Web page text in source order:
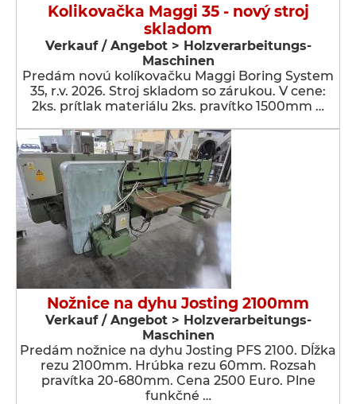
Kolikovačka Maggi 35 - nový stroj
skladom
Verkauf / Angebot > Holzverarbeitungs-
Maschinen
Predám novú kolíkovačku Maggi Boring System
35, r.v. 2026. Stroj skladom so zárukou. V cene:
2ks. prítlak materiálu 2ks. pravítko 1500mm …
Nožnice na dyhu Josting 2100mm
Verkauf / Angebot > Holzverarbeitungs-
Maschinen
Predám nožnice na dyhu Josting PFS 2100. Dĺžka
rezu 2100mm. Hrúbka rezu 60mm. Rozsah
pravítka 20-680mm. Cena 2500 Euro. Plne
funkčné …